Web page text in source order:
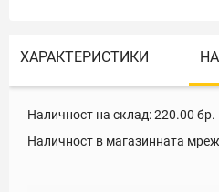
ХАРАКТЕРИСТИКИ
Наличност на склад:220.00 бр.
Наличност в магазинната